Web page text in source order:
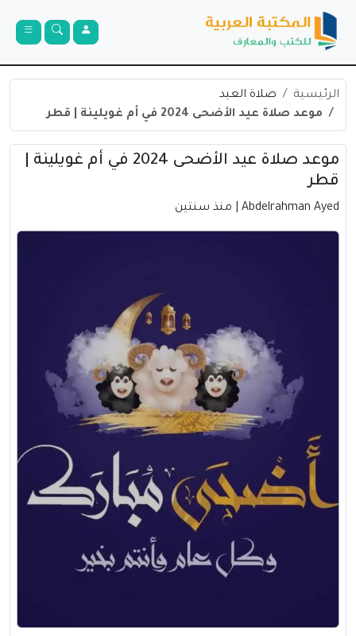
الرئيسية
صلاة العيد
موعد صلاة عيد الأضحى 2024 في أم غويلينة | قطر
موعد صلاة عيد الأضحى 2024 في أم غويلينة |
قطر
Abdelrahman Ayed | منذ سنتين